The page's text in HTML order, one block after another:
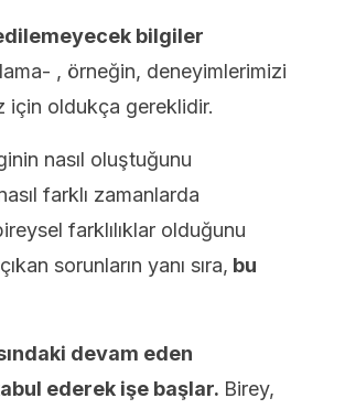
bilgiler
, örneğin, deneyimlerimizi
için oldukça gereklidir.
nasıl oluştuğunu
farklı zamanlarda
farklılıklar olduğunu
sorunların yanı sıra, bu
devam eden
ederek işe başlar. Birey,